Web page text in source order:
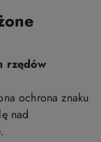
rzędów
ochrona znaku
nad